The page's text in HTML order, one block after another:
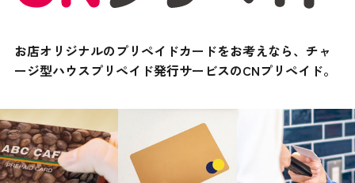
お店オリジナルのプリペイドカードをお考えなら、チャ
ージ型ハウスプリペイド発行サービスのCNプリペイド。